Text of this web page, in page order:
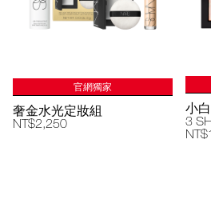
官網獨家
奢金水光定妝組
NT$2,250
小
3